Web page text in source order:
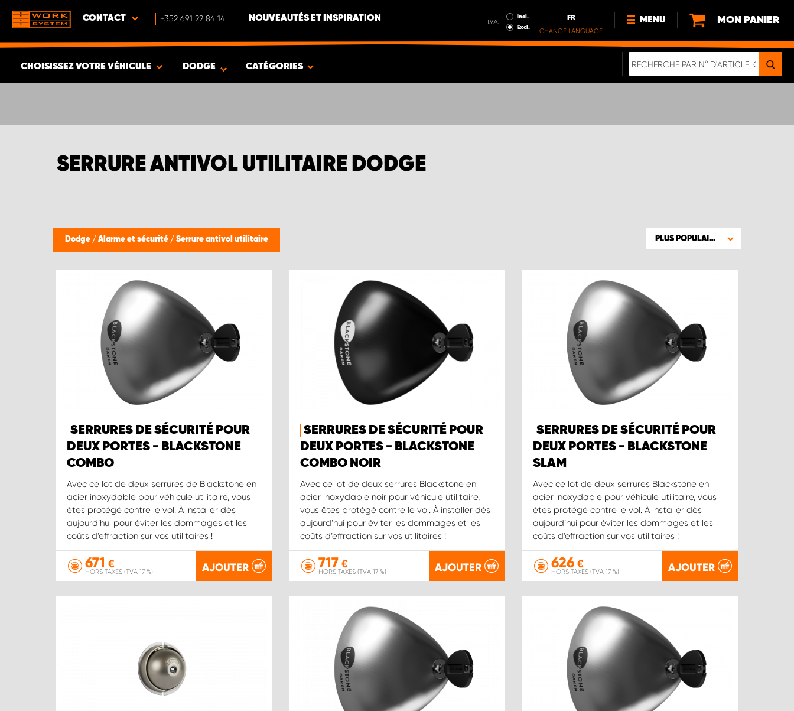
CONTACT +352 691 22 84 14 NOUVEAUTÉS ET INSPIRATION T.V.A.
Incl.
Excl.
FR
CHANGE LANGUAGE
MENU
NOUVEAUTÉS
MON PANIER
CHOISISSEZ VOTRE VÉHICULE DODGE CATÉGORIES
SERRURE ANTIVOL UTILITAIRE DODGE
Dodge / Alarme et sécurité / Serrure antivol utilitaire PLUS POPULAIRE
SERRURES DE SÉCURITÉ POUR
DEUX PORTES - BLACKSTONE
COMBO
Avec ce lot de deux serrures de Blackstone en
acier inoxydable pour véhicule utilitaire, vous
êtes protégé contre le vol. À installer dès
aujourd’hui pour éviter les dommages et les
coûts d’effraction sur vos utilitaires !
671 €
HORS TAXES (TVA 17 %) AJOUTER
SERRURES DE SÉCURITÉ POUR
DEUX PORTES - BLACKSTONE
COMBO NOIR
Avec ce lot de deux serrures Blackstone en
acier inoxydable noir pour véhicule utilitaire,
vous êtes protégé contre le vol. À installer dès
aujourd’hui pour éviter les dommages et les
coûts d’effraction sur vos utilitaires !
717€
HORS TAXES (TVA 17 %) AJOUTER
SERRURES DE SÉCURITÉ POUR
DEUX PORTES - BLACKSTONE
SLAM
Avec ce lot de deux serrures Blackstone en
acier inoxydable pour véhicule utilitaire, vous
êtes protégé contre le vol. À installer dès
aujourd’hui pour éviter les dommages et les
coûts d’effraction sur vos utilitaires !
626 €
HORS TAXES (TVA 17 %) AJOUTER